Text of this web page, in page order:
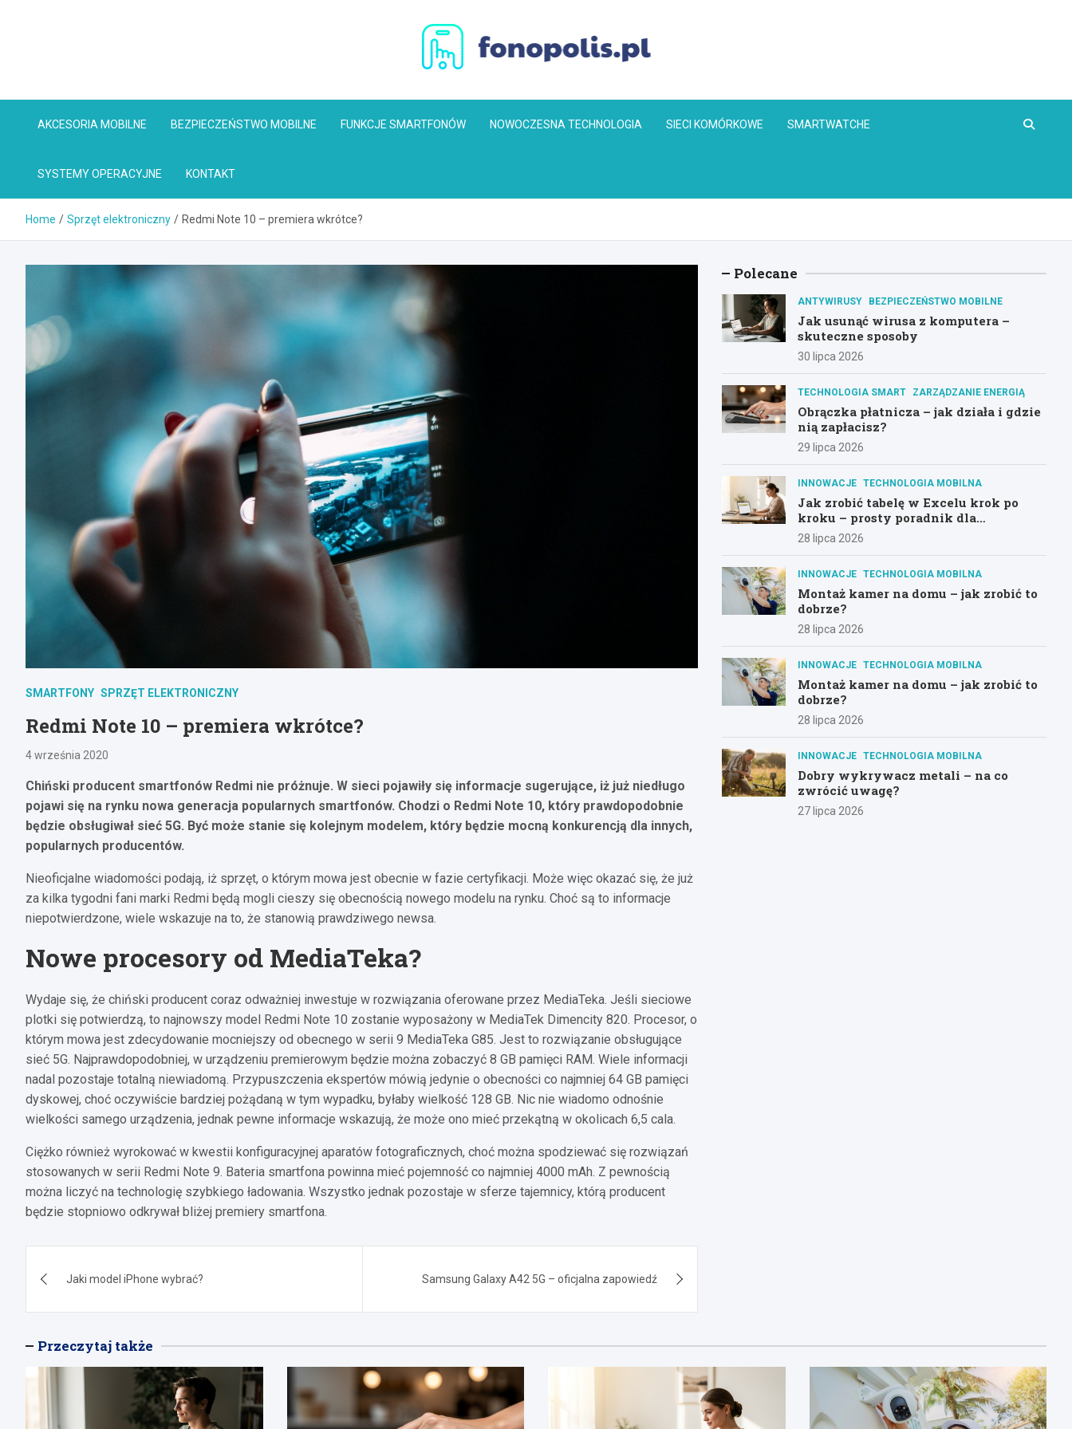
Fonopolis.pl
AKCESORIA MOBILNE BEZPIECZEŃSTWO MOBILNE FUNKCJE SMARTFONÓW NOWOCZESNA TECHNOLOGIA SIECI KOMÓRKOWE SMARTWATCHE
SYSTEMY OPERACYJNE KONTAKT
Home Sprzęt elektroniczny Redmi Note 10 – premiera wkrótce?
SMARTFONY SPRZĘT ELEKTRONICZNY
Redmi Note 10 – premiera wkrótce?
4 września 2020
Chiński producent smartfonów Redmi nie próżnuje. W sieci pojawiły się informacje sugerujące, iż już niedługo
pojawi się na rynku nowa generacja popularnych smartfonów. Chodzi o Redmi Note 10, który prawdopodobnie
będzie obsługiwał sieć 5G. Być może stanie się kolejnym modelem, który będzie mocną konkurencją dla innych,
popularnych producentów.
Nieoficjalne wiadomości podają, iż sprzęt, o którym mowa jest obecnie w fazie certyfikacji. Może więc okazać się, że już
za kilka tygodni fani marki Redmi będą mogli cieszy się obecnością nowego modelu na rynku. Choć są to informacje
niepotwierdzone, wiele wskazuje na to, że stanowią prawdziwego newsa.
Nowe procesory od MediaTeka?
Wydaje się, że chiński producent coraz odważniej inwestuje w rozwiązania oferowane przez MediaTeka. Jeśli sieciowe
plotki się potwierdzą, to najnowszy model Redmi Note 10 zostanie wyposażony w MediaTek Dimencity 820. Procesor, o
którym mowa jest zdecydowanie mocniejszy od obecnego w serii 9 MediaTeka G85. Jest to rozwiązanie obsługujące
sieć 5G. Najprawdopodobniej, w urządzeniu premierowym będzie można zobaczyć 8 GB pamięci RAM. Wiele informacji
nadal pozostaje totalną niewiadomą. Przypuszczenia ekspertów mówią jedynie o obecności co najmniej 64 GB pamięci
dyskowej, choć oczywiście bardziej pożądaną w tym wypadku, byłaby wielkość 128 GB. Nic nie wiadomo odnośnie
wielkości samego urządzenia, jednak pewne informacje wskazują, że może ono mieć przekątną w okolicach 6,5 cala.
Ciężko również wyrokować w kwestii konfiguracyjnej aparatów fotograficznych, choć można spodziewać się rozwiązań
stosowanych w serii Redmi Note 9. Bateria smartfona powinna mieć pojemność co najmniej 4000 mAh. Z pewnością
można liczyć na technologię szybkiego ładowania. Wszystko jednak pozostaje w sferze tajemnicy, którą producent
będzie stopniowo odkrywał bliżej premiery smartfona.
wpisu
Jaki model iPhone wybrać? Samsung Galaxy A42 5G – oficjalna zapowiedź
Polecane
ANTYWIRUSY BEZPIECZEŃSTWO MOBILNE
Jak usunąć wirusa z komputera –
skuteczne sposoby
30 lipca 2026
TECHNOLOGIA SMART ZARZĄDZANIE ENERGIĄ
Obrączka płatnicza – jak działa i gdzie
nią zapłacisz?
29 lipca 2026
INNOWACJE TECHNOLOGIA MOBILNA
Jak zrobić tabelę w Excelu krok po
kroku – prosty poradnik dla
początkujących
28 lipca 2026
INNOWACJE TECHNOLOGIA MOBILNA
Montaż kamer na domu – jak zrobić to
dobrze?
28 lipca 2026
INNOWACJE TECHNOLOGIA MOBILNA
Montaż kamer na domu – jak zrobić to
dobrze?
28 lipca 2026
INNOWACJE TECHNOLOGIA MOBILNA
Dobry wykrywacz metali – na co
zwrócić uwagę?
27 lipca 2026
Przeczytaj także